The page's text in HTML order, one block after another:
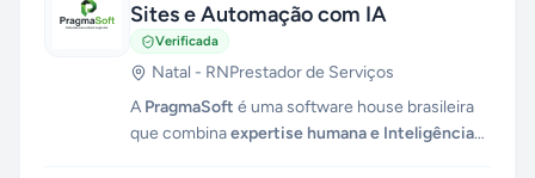
Sites e Automação com IA
Verificada
Natal - RNPrestador de Serviços
A PragmaSoft é uma software house brasileira
que combinaexpertise humana e Inteligência